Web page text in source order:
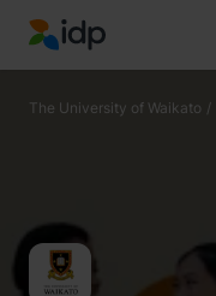
IDP Education
The University of Waikato /